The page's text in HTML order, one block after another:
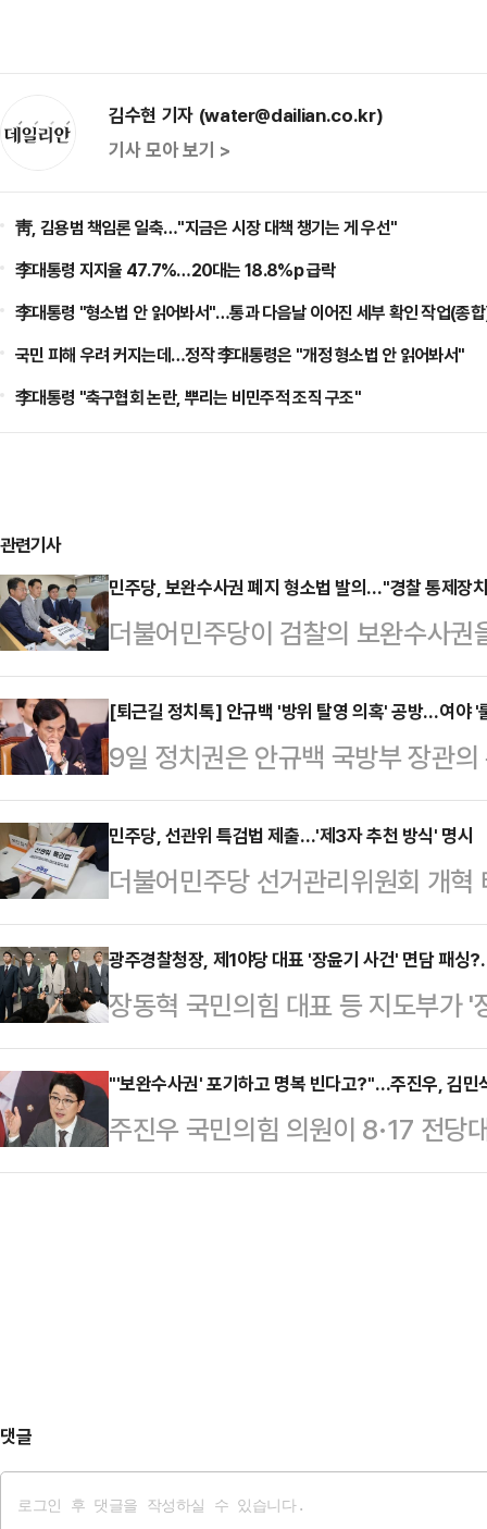
김수현 기자 (water@dailian.co.kr)
기사 모아 보기 >
靑, 김용범 책임론 일축…"지금은 시장 대책 챙기는 게 우선"
李대통령 지지율 47.7%…20대는 18.8%p 급락
李대통령 "형소법 안 읽어봐서"…통과 다음날 이어진 세부 확인 작업(종
국민 피해 우려 커지는데…정작 李대통령은 "개정 형소법 안 읽어봐서"
李대통령 "축구협회 논란, 뿌리는 비민주적 조직 구조"
관련기사
민주당, 보완수사권 폐지 형소법 발의…"경찰 통제장
더불어민주당이 검찰의 보완수사
하는 대신 경찰에 대한 보완수사 요
소송법 개정안을 9일 발의했다.오
소청 출범에 맞춰 검찰의 직접수사
사법적 통제 장치를 강화해 검찰개
민의힘이 장윤기 사건 등을 근거로
후 법안 심사 과정에서 여야 간 공
개정 태스크포스(TF) 소속인…
[퇴근길 정치톡] 안규백 '방위 탈영 의혹' 공방…여야 '
9일 정치권은 안규백 국방부 장관
방과 함께 여야 각 당의 미묘한 개
습니다. 오늘 퇴근길에 주목해야
시절 탈영 의혹'…野 "당당하면 병
1980년대 방위병 복무 시절 군무
부상했습니다. 공익신고센터가 "안
개월간 무단 이탈(탈영)했으며, 병
다"며 안 장관…
민주당, 선관위 특검법 제출…'제3자 추천 방식' 명시
더불어민주당 선거관리위원회 개
위원장을 상근직으로 바꾸고, 사무
하는 내용 등이 담긴 '선관위 개혁
이 국회에 제출했다. 선관위 개혁 3
정안이다.김성회·이주희 민주당 의
선관위 특검법을 제출한 뒤 기자들
름에 맞춰 관련한 수사에도 속도를
됐다"고 밝혔다.이주…
광주경찰청장, 제1야당 대표 '장윤기 사건' 면담 패싱
장동혁 국민의힘 대표 등 지도부가
혹을 진상규명하기 위해 광주경찰
뤄지지 않았다. 장동혁 대표는 "대
다는 민낯을 보여준 것"이라고 비
회동을 취소하고 광주경찰청을 찾
"'보완수사권' 포기하고 명복 빈다고?"…주진우, 김민
주진우 국민의힘 의원이 8·17 전당
주당 의원이 장윤기 사건과 관련해
댓글